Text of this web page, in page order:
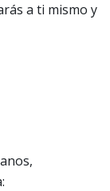
a ti mismo y